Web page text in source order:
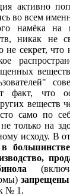
активно
во всем
намёка на
никак не
не секрет,
факт, что
веществ
само по
только на
исходу.
№ 1.